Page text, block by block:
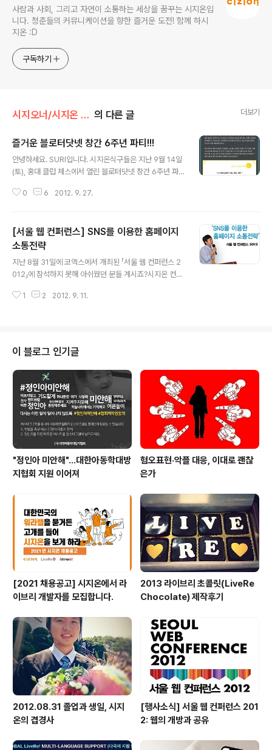
사람과 사회, 그리고 자연이 소통하는 세상을 꿈꾸는 시지온입
니다. 청춘들의 커뮤니케이션을 향한 즐거운 도전! 함께 하시
지온 :D
구독하기
시지오너/시지온 아카이브 의 다른 글 더보기
즐거운 블로터닷넷 창간 6주년 파티!!!
안녕하세요. SURI입니다. 시지온식구들은 지난 9월 14일
(토), 홍대 클럽 제스에서 열린 블로터닷넷 창간 6주년 파
대장을 받았지요:) 이 날은 시지온 식구들이 해외워크샵을
서 맛있게 식사를 했답니다. iPad 밴드의 신나는 공연으로
행사를 시작했어요~!! 이 이후에는 각 종 경품을 내걸고 다
양한 게임을 했습니다. 먼저 모니터가 걸린 게임! 도레미파
솔라시도~ 누가누가 더 높게 올라가나 게임과 블로터 닷넷
화이티~~이~~~이이이잉~~~~~!!!!!!을 누가누가 길~~~
~게 외치나!!!! 게임을 통해 저기 오른쪽에 서 계신 ..
0 6 2012. 9. 27.
[서울 웹 컨퍼런스] SNS를 이용한 홈페이지
소통전략
지난 8월 31일에 코엑스에서 개최된 「서울 웹 컨퍼런스 2
012」에 참석하지 못해 아쉬웠던 분들 계시죠?시지온 컨설
통전략 강의 영상으로 아쉬움을 달래보세요 :) 서울웹컨퍼
웹과 관련된 벤처 기업·사회적 기업·글로벌 기업·비영리 단
체 등의 후원으로 이루어졌다. 이번 컨퍼런스의 주제는 웹
의 개방과 공유인데, 급격히 진화하는 IT 신기술과 웹 패러
다임에 대응하고, 홈페이지 운영기관의 상호 공존과 발전
을 위한 소통의 장으로 열렸다 컨퍼런스는 분야별 웹 전문
가와 홈페이지 혁신 프로..
1 2 2012. 9. 11.
이 블로그 인기글
"정인아 미안해"...대한아동학대방
지협회 지원 이어져
혐오표현·악플 대응, 이대로 괜찮
은가
[2021 채용공고] 시지온에서 라
이브리 개발자를 모집합니다.
2013 라이브리 초콜릿(LiveRe
Chocolate) 제작후기
2012.08.31 졸업과 생일, 시지
온의 겹경사
[행사소식] 서울 웹 컨퍼런스 201
2: 웹의 개방과 공유